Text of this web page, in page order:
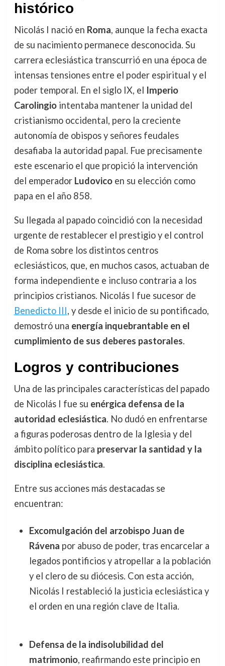
histórico
Nicolás I nació en Roma, aunque la fecha exacta
de su nacimiento permanece desconocida. Su
carrera eclesiástica transcurrió en una época de
intensas tensiones entre el poder espiritual y el
poder temporal. En el siglo IX, el Imperio
Carolingiointentaba mantener la unidad del
cristianismo occidental, pero la creciente
autonomía de obispos y señores feudales
desafiaba la autoridad papal. Fue precisamente
este escenario el que propició la intervención
del emperador Ludovicoen su elección como
papa en el año 858.
Su llegada al papado coincidió con la necesidad
urgente de restablecer el prestigio y el control
de Roma sobre los distintos centros
eclesiásticos, que, en muchos casos, actuaban de
forma independiente e incluso contraria a los
principios cristianos. Nicolás I fue sucesor de
Benedicto III, y desde el inicio de su pontificado,
demostró una energía inquebrantable en el
cumplimiento de sus deberes pastorales.
Logros y contribuciones
Una de las principales características del papado
de Nicolás I fue su enérgica defensa de la
autoridad eclesiástica. No dudó en enfrentarse
a figuras poderosas dentro de la Iglesia y del
ámbito político para preservar la santidad y la
disciplina eclesiástica.
Entre sus acciones más destacadas se
encuentran:
Excomulgación del arzobispo Juan de
Rávena por abuso de poder, tras encarcelar a
legados pontificios y atropellar a la población
y el clero de su diócesis. Con esta acción,
Nicolás I restableció la justicia eclesiástica y
el orden en una región clave de Italia.
Defensa de la indisolubilidad del
matrimonio, reafirmando este principio en